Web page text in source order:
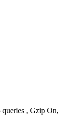
queries , Gzip